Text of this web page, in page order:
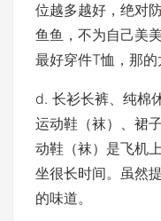
位越多越好，绝对
鱼鱼，不为自己美
最好穿件T恤，那的
d. 长衫长裤、纯棉
运动鞋（袜）、裙
动鞋（袜）是飞机
坐很长时间。虽然
的味道。